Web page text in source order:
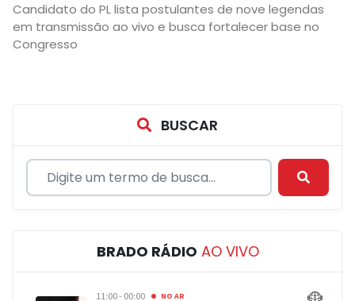
Candidato do PL lista postulantes de nove legendas
em transmissão ao vivo e busca fortalecer base no
Congresso
BUSCAR
BRADO RÁDIO AO VIVO